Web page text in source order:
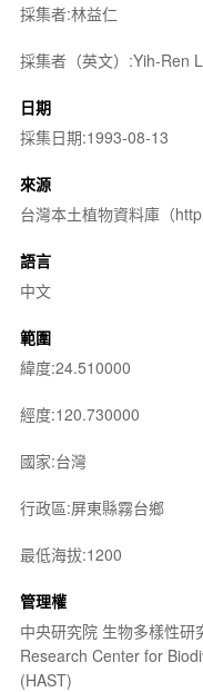
採集者:林益仁
採集者（英文）:Yih-Ren
日期
採集日期:1993-08-13
來源
台灣本土植物資料庫（
語言
中文
範圍
緯度:24.510000
經度:120.730000
國家:台灣
行政區:屏東縣霧台鄉
最低海拔:1200
管理權
中央研究院 生物多樣性
Research Center for
(HAST)